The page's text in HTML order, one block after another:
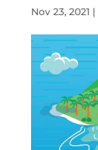
Nov 23, 2021 |